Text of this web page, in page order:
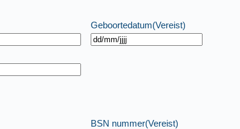
Geboortedatum(Vereist)
BSN nummer(Vereist)